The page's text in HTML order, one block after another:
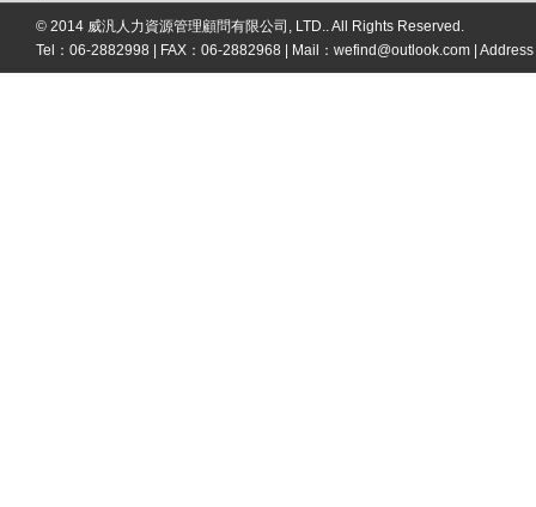
© 2014 威汎人力資源管理顧問有限公司, LTD.. All Rights Reserved.
Tel：06-2882998 | FAX：06-2882968 | Mail： wefind@outlook.com |